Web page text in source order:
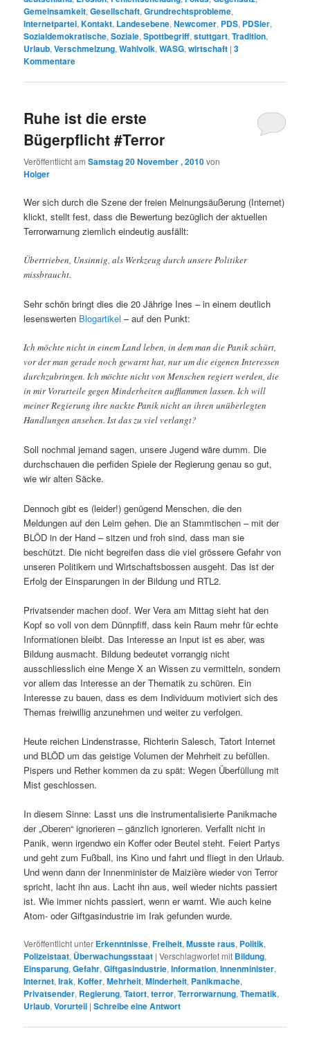
Gemeinsamkeit,Gesellschaft,Grundrechtsprobleme,
Internetpartei,Kontakt, Landesebene,Newcomer, PDS, PDSler,
Sozialdemokratische,Soziale,Spottbegriff,stuttgart,Tradition,
Urlaub,Verschmelzung,Wahlvolk,WASG,wirtschaft |3
Kommentare
Ruhe ist die erste
Bügerpflicht #Terror
Veröffentlicht amSamstag 20 November , 2010von
Holger
Wer sich durch die Szene der freien Meinungsäußerung (Internet)
klickt, stellt fest, dass die Bewertung bezüglich der aktuellen
Terrorwarnung ziemlich eindeutig ausfällt:
Übertrieben, Unsinnig, als Werkzeug durch unsere Politiker
missbraucht.
Sehr schön bringt dies die 20 Jährige Ines – in einem deutlich
lesenswerten Blogartikel – auf den Punkt:
Ich möchte nicht in einem Land leben, in dem man die Panik schürt,
vor der man gerade noch gewarnt hat, nur um die eigenen Interessen
durchzubringen. Ich möchte nicht von Menschen regiert werden, die
in mir Vorurteile gegen Minderheiten aufflammen lassen. Ich will
meiner Regierung ihre nackte Panik nicht an ihren unüberlegten
Handlungen ansehen. Ist das zu viel verlangt?
Soll nochmal jemand sagen, unsere Jugend wäre dumm. Die
durchschauen die perfiden Spiele der Regierung genau so gut,
wie wir alten Säcke.
Dennoch gibt es (leider!) genügend Menschen, die den
Meldungen auf den Leim gehen. Die an Stammtischen – mit der
BLÖD in der Hand – sitzen und froh sind, dass man sie
beschützt. Die nicht begreifen dass die viel grössere Gefahr von
unseren Politikern und Wirtschaftsbossen ausgeht. Das ist der
Erfolg der Einsparungen in der Bildung und RTL2.
Privatsender machen doof. Wer Vera am Mittag sieht hat den
Kopf so voll von dem Dünnpfiff, dass kein Raum mehr für echte
Informationen bleibt. Das Interesse an Input ist es aber, was
Bildung ausmacht. Bildung bedeutet vorrangig nicht
ausschliesslich eine Menge X an Wissen zu vermitteln, sondern
vor allem das Interesse an der Thematik zu schüren. Ein
Interesse zu bauen, dass es dem Individuum motiviert sich des
Themas freiwillig anzunehmen und weiter zu verfolgen.
Heute reichen Lindenstrasse, Richterin Salesch, Tatort Internet
und BLÖD um das geistige Volumen der Mehrheit zu befüllen.
Pispers und Rether kommen da zu spät: Wegen Überfüllung mit
Mist geschlossen.
In diesem Sinne: Lasst uns die instrumentalisierte Panikmache
der „Oberen“ ignorieren – gänzlich ignorieren. Verfallt nicht in
Panik, wenn irgendwo ein Koffer oder Beutel steht. Feiert Partys
und geht zum Fußball, ins Kino und fahrt und fliegt in den Urlaub.
Und wenn dann der Innenminister de Maizière wieder von Terror
spricht, lacht ihn aus. Lacht ihn aus, weil wieder nichts passiert
ist. Wie immer nichts passiert, wenn er warnt. Wie auch keine
Atom- oder Giftgasindustrie im Irak gefunden wurde.
Veröffentlicht unter Erkenntnisse,Freiheit,Musste raus, Politik,
Polizeistaat, Überwachungsstaat |Verschlagwortet mit Bildung,
Einsparung,Gefahr,Giftgasindustrie,Information,Innenminister,
Internet,Irak,Koffer,Mehrheit,Minderheit, Panikmache,
Privatsender, Regierung,Tatort,terror,Terrorwarnung,Thematik,
Urlaub,Vorurteil |Schreibe eine Antwort